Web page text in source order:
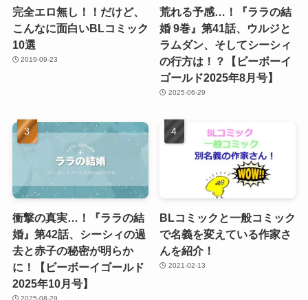
完全エロ無し！！だけど、
こんなに面白いBLコミック
10選
2019-09-23
荒れる予感…！『ララの結
婚 9巻』第41話、ウルジと
ラムダン、そしてシーシィ
の行方は！？【ビーボーイ
ゴールド2025年8月号】
2025-06-29
衝撃の真実…！『ララの結
婚』第42話、シーシィの過
去と赤子の秘密が明らか
に！【ビーボーイゴールド
2025年10月号】
2025-08-29
BLコミックと一般コミック
で名義を変えている作家さ
んを紹介！
2021-02-13